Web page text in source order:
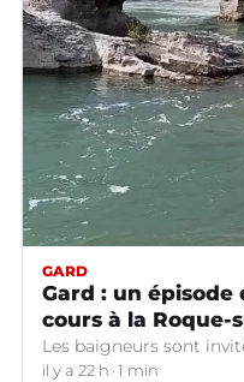
GARD
Gard : un
cours à la Roque-
Les baigneurs sont
il y a 22 h 1 min